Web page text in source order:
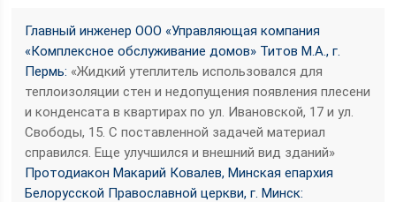
Главный инженер ООО «Управляющая компания
«Комплексное обслуживание домов» Титов М.А., г.
Пермь: «Жидкий утеплитель использовался для
теплоизоляции стен и недопущения появления плесени
и конденсата в квартирах по ул. Ивановской, 17 и ул.
Свободы, 15. С поставленной задачей материал
справился. Еще улучшился и внешний вид зданий»
Протодиакон Макарий Ковалев, Минская епархия
Белорусской Православной церкви, г. Минск: